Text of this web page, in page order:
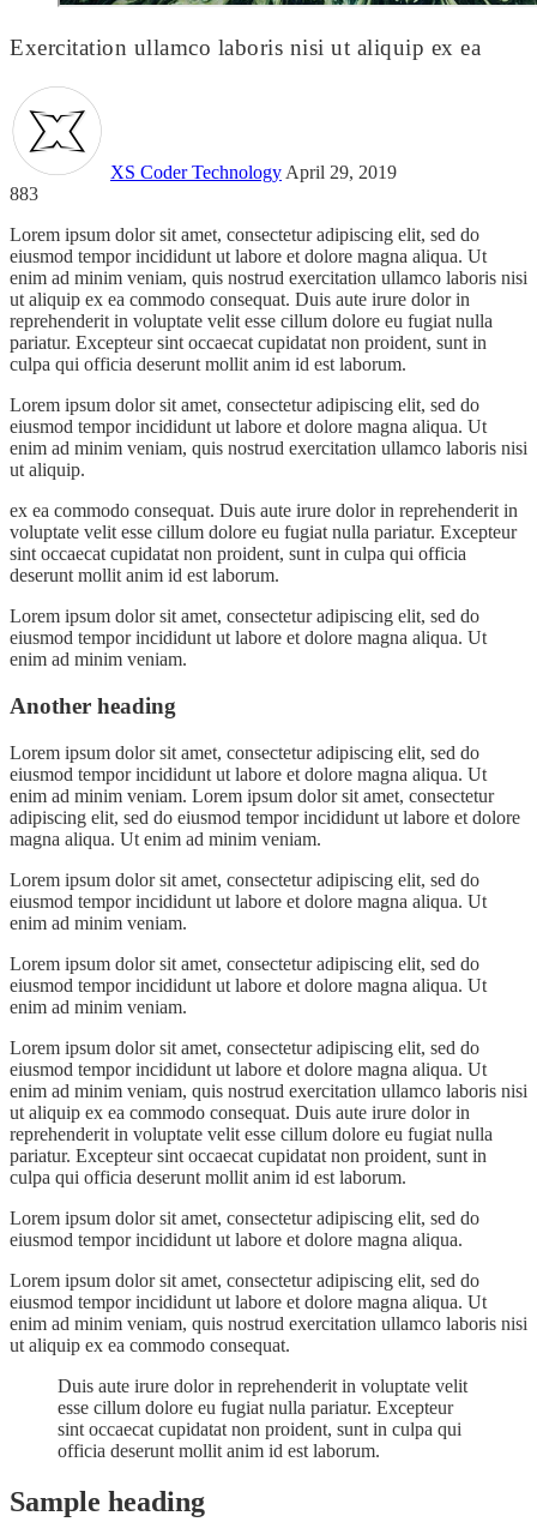
Exercitation ullamco laboris nisi ut aliquip ex ea
XS CoderTechnology April 29, 2019
883
Lorem ipsum dolor sit amet, consectetur adipiscing elit, sed do
eiusmod tempor incididunt ut labore et dolore magna aliqua. Ut
enim ad minim veniam, quis nostrud exercitation ullamco laboris nisi
ut aliquip ex ea commodo consequat. Duis aute irure dolor in
reprehenderit in voluptate velit esse cillum dolore eu fugiat nulla
pariatur. Excepteur sint occaecat cupidatat non proident, sunt in
culpa qui officia deserunt mollit anim id est laborum.
Lorem ipsum dolor sit amet, consectetur adipiscing elit, sed do
eiusmod tempor incididunt ut labore et dolore magna aliqua. Ut
enim ad minim veniam, quis nostrud exercitation ullamco laboris nisi
ut aliquip.
ex ea commodo consequat. Duis aute irure dolor in reprehenderit in
voluptate velit esse cillum dolore eu fugiat nulla pariatur. Excepteur
sint occaecat cupidatat non proident, sunt in culpa qui officia
deserunt mollit anim id est laborum.
Lorem ipsum dolor sit amet, consectetur adipiscing elit, sed do
eiusmod tempor incididunt ut labore et dolore magna aliqua. Ut
enim ad minim veniam.
Another heading
Lorem ipsum dolor sit amet, consectetur adipiscing elit, sed do
eiusmod tempor incididunt ut labore et dolore magna aliqua. Ut
enim ad minim veniam. Lorem ipsum dolor sit amet, consectetur
adipiscing elit, sed do eiusmod tempor incididunt ut labore et dolore
magna aliqua. Ut enim ad minim veniam.
Lorem ipsum dolor sit amet, consectetur adipiscing elit, sed do
eiusmod tempor incididunt ut labore et dolore magna aliqua. Ut
enim ad minim veniam.
Lorem ipsum dolor sit amet, consectetur adipiscing elit, sed do
eiusmod tempor incididunt ut labore et dolore magna aliqua. Ut
enim ad minim veniam.
Lorem ipsum dolor sit amet, consectetur adipiscing elit, sed do
eiusmod tempor incididunt ut labore et dolore magna aliqua. Ut
enim ad minim veniam, quis nostrud exercitation ullamco laboris nisi
ut aliquip ex ea commodo consequat. Duis aute irure dolor in
reprehenderit in voluptate velit esse cillum dolore eu fugiat nulla
pariatur. Excepteur sint occaecat cupidatat non proident, sunt in
culpa qui officia deserunt mollit anim id est laborum.
Lorem ipsum dolor sit amet, consectetur adipiscing elit, sed do
eiusmod tempor incididunt ut labore et dolore magna aliqua.
Lorem ipsum dolor sit amet, consectetur adipiscing elit, sed do
eiusmod tempor incididunt ut labore et dolore magna aliqua. Ut
enim ad minim veniam, quis nostrud exercitation ullamco laboris nisi
ut aliquip ex ea commodo consequat.
Duis aute irure dolor in reprehenderit in voluptate velit
esse cillum dolore eu fugiat nulla pariatur. Excepteur
sint occaecat cupidatat non proident, sunt in culpa qui
officia deserunt mollit anim id est laborum.
Sample heading